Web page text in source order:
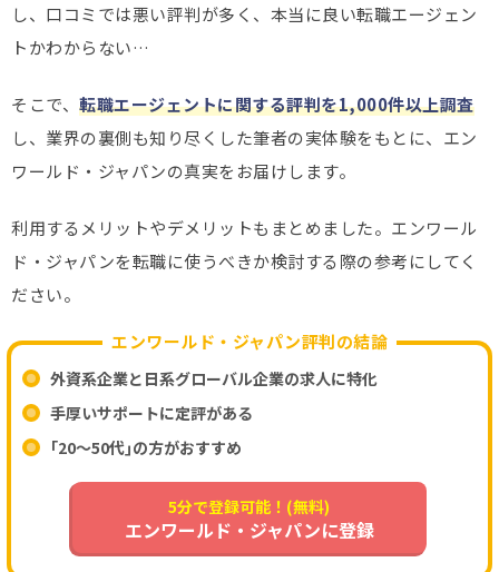
し、口コミでは悪い評判が多く、本当に良い転職エージェン
トかわからない…
そこで、 転職エージェントに関する評判を1,000件以上調査
し、業界の裏側も知り尽くした筆者の実体験をもとに、エン
ワールド・ジャパンの真実をお届けします。
利用するメリットやデメリットもまとめました。エンワール
ド・ジャパンを転職に使うべきか検討する際の参考にしてく
ださい。
エンワールド・ジャパン評判の結論
外資系企業と日系グローバル企業の求人に特化
手厚いサポートに定評がある
｢20～50代｣の方がおすすめ
5分で登録可能！(無料)
エンワールド・ジャパンに登録